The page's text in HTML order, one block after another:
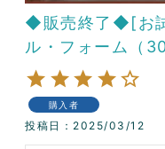
◆販売終了◆[お
ル・フォーム（
購入者
投稿日 2025/03/12